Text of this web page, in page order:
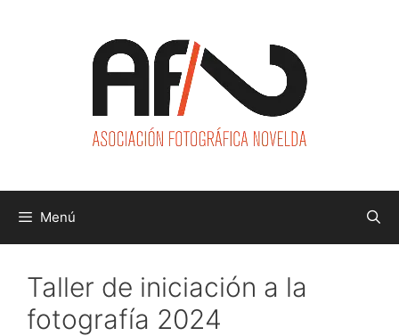
Menú
Taller de iniciación a la
fotografía 2024